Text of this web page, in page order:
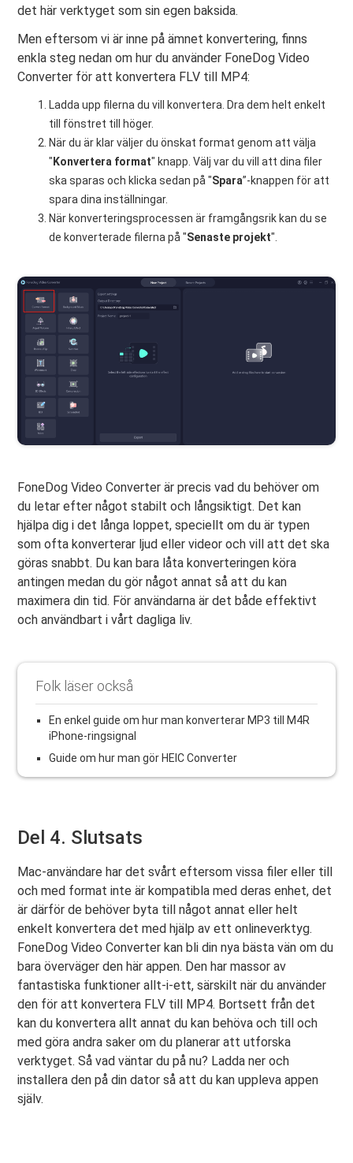
det här verktyget som sin egen baksida.
Men eftersom vi är inne på ämnet konvertering, finns
enkla steg nedan om hur du använder FoneDog Video
Converter för att konvertera FLV till MP4:
Ladda upp filerna du vill konvertera. Dra dem helt enkelt
till fönstret till höger.
När du är klar väljer du önskat format genom att välja
" Konvertera format" knapp. Välj var du vill att dina filer
ska sparas och klicka sedan på "Spara”-knappen för att
spara dina inställningar.
När konverteringsprocessen är framgångsrik kan du se
de konverterade filerna på "Senaste projekt".
FoneDog Video Converter är precis vad du behöver om
du letar efter något stabilt och långsiktigt. Det kan
hjälpa dig i det långa loppet, speciellt om du är typen
som ofta konverterar ljud eller videor och vill att det ska
göras snabbt. Du kan bara låta konverteringen köra
antingen medan du gör något annat så att du kan
maximera din tid. För användarna är det både effektivt
och användbart i vårt dagliga liv.
Folk läser också
En enkel guide om hur man konverterar MP3 till M4R
iPhone-ringsignal
Guide om hur man gör HEIC Converter
Del 4. Slutsats
Mac-användare har det svårt eftersom vissa filer eller till
och med format inte är kompatibla med deras enhet, det
är därför de behöver byta till något annat eller helt
enkelt konvertera det med hjälp av ett onlineverktyg.
FoneDog Video Converter kan bli din nya bästa vän om du
bara överväger den här appen. Den har massor av
fantastiska funktioner allt-i-ett, särskilt när du använder
den för att konvertera FLV till MP4. Bortsett från det
kan du konvertera allt annat du kan behöva och till och
med göra andra saker om du planerar att utforska
verktyget. Så vad väntar du på nu? Ladda ner och
installera den på din dator så att du kan uppleva appen
själv.